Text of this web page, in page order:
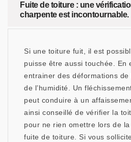
Fuite de toiture : une
charpente est incontournable.
Si une toiture fuit, il est
puisse être aussi touchée. En
entrainer des déformations
de l’humidité. Un
peut conduire à un
ainsi conseillé de vérifier la
pour ne rien omettre lors de la
fuite de toiture. Si vous